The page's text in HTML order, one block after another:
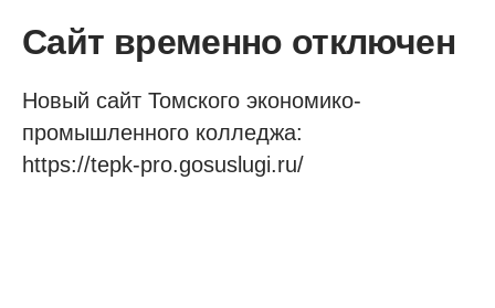
Сайт временно отключен
Новый сайт Томского экономико-
промышленного колледжа:
https://tepk-pro.gosuslugi.ru/